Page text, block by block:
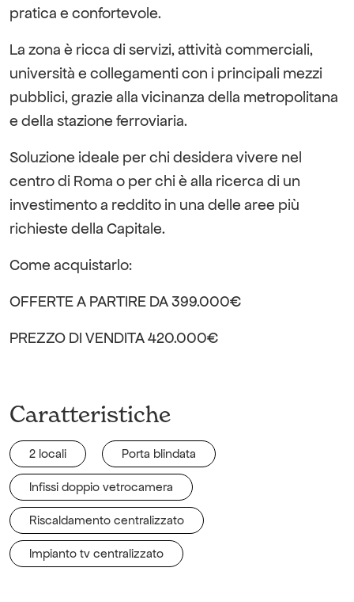
pratica e confortevole.
La zona è ricca di servizi, attività commerciali,
università e collegamenti con i principali mezzi
pubblici, grazie alla vicinanza della metropolitana
e della stazione ferroviaria.
Soluzione ideale per chi desidera vivere nel
centro di Roma o per chi è alla ricerca di un
investimento a reddito in una delle aree più
richieste della Capitale.
Come acquistarlo:
OFFERTE A PARTIRE DA 399.000€
PREZZO DI VENDITA 420.000€
Caratteristiche
2 locali Porta blindata
Infissi doppio vetrocamera
Riscaldamento centralizzato
Impianto tv centralizzato